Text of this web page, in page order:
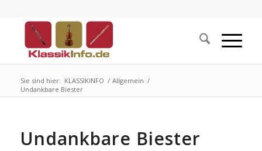
Sie sind hier: KLASSIKINFO / Allgemein /
Undankbare Biester
Undankbare Biester